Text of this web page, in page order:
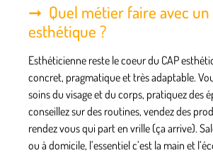
Quel métier faire avec un
esthétique ?
Esthéticienne reste le coeur du CAP
concret, pragmatique et très adaptable.
soins du visage et du corps, pratiquez des
conseillez sur des routines, vendez des
rendez vous qui part en vrille (ça arrive).
ou à domicile, l’essentiel c’est la main et